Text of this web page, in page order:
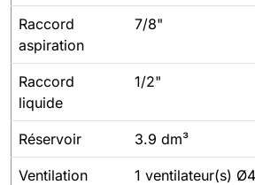
Raccord
aspiration
7/8"
Raccord
liquide
1/2"
Réservoir 3.9 dm³
Ventilation
1 ventilateur(s)